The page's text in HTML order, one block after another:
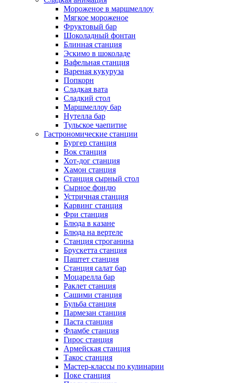
Мороженое в маршмеллоу
Мягкое мороженое
Фруктовый бар
Шоколадный фонтан
Блинная станция
Эскимо в шоколаде
Вафельная станция
Вареная кукуруза
Попкорн
Сладкая вата
Сладкий стол
Маршмеллоу бар
Нутелла бар
Тульское чаепитие
Гастрономические станции
Бургер станция
Вок станция
Хот-дог станция
Хамон станция
Станция сырный стол
Сырное фондю
Устричная станция
Карвинг станция
Фри станция
Блюда в казане
Блюда на вертеле
Станция строганина
Брускетта станция
Паштет станция
Станция салат бар
Моцарелла бар
Раклет станция
Сашими станция
Бульба станция
Пармезан станция
Паста станция
Фламбе станция
Гирос станция
Армейская станция
Такос станция
Мастер-классы по кулинарии
Поке станция